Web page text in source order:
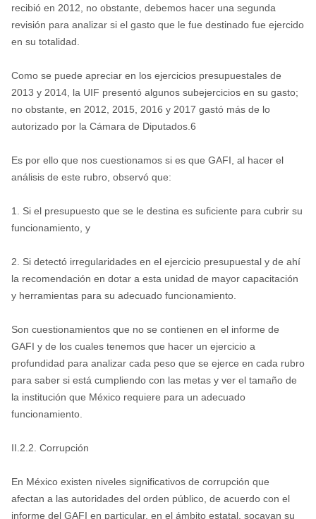
recibió en 2012, no obstante, debemos hacer una segunda
revisión para analizar si el gasto que le fue destinado fue ejercido
en su totalidad.
Como se puede apreciar en los ejercicios presupuestales de
2013 y 2014, la UIF presentó algunos subejercicios en su gasto;
no obstante, en 2012, 2015, 2016 y 2017 gastó más de lo
autorizado por la Cámara de Diputados.6
Es por ello que nos cuestionamos si es que GAFI, al hacer el
análisis de este rubro, observó que:
1. Si el presupuesto que se le destina es suficiente para cubrir su
funcionamiento, y
2. Si detectó irregularidades en el ejercicio presupuestal y de ahí
la recomendación en dotar a esta unidad de mayor capacitación
y herramientas para su adecuado funcionamiento.
Son cuestionamientos que no se contienen en el informe de
GAFI y de los cuales tenemos que hacer un ejercicio a
profundidad para analizar cada peso que se ejerce en cada rubro
para saber si está cumpliendo con las metas y ver el tamaño de
la institución que México requiere para un adecuado
funcionamiento.
II.2.2. Corrupción
En México existen niveles significativos de corrupción que
afectan a las autoridades del orden público, de acuerdo con el
informe del GAFI en particular, en el ámbito estatal, socavan su